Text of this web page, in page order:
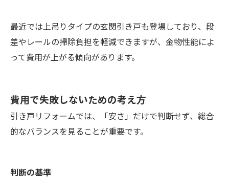
最近では上吊りタイプの玄関引き戸も登場しており、段
差やレールの掃除負担を軽減できますが、金物性能によ
って費用が上がる傾向があります。
費用で失敗しないための考え方
引き戸リフォームでは、「安さ」だけで判断せず、総合
的なバランスを見ることが重要です。
判断の基準